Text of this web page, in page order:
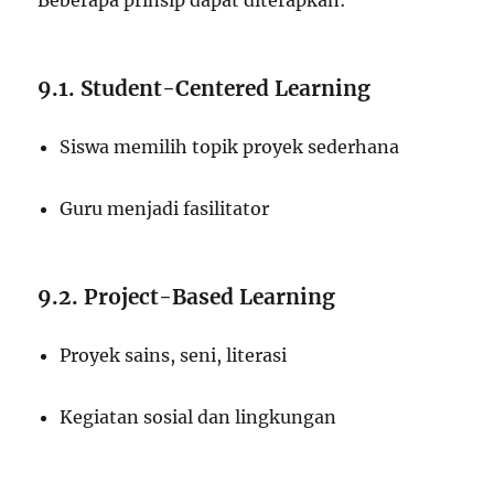
9.1. Student-Centered Learning
Siswa memilih topik proyek sederhana
Guru menjadi fasilitator
9.2. Project-Based Learning
Proyek sains, seni, literasi
Kegiatan sosial dan lingkungan